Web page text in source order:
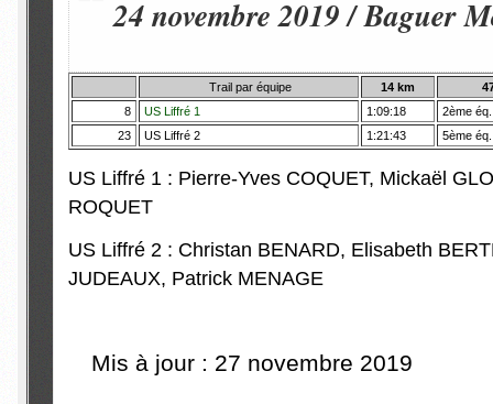
24 novembre 2019 / Baguer
Trail par équipe 14 km
8
US Liffré 1 1:09:18
2ème
23
US Liffré 2 1:21:43 5ème
US Liffré 1 : Pierre-Yves COQUET, Mickaël
ROQUET
US Liffré 2 : Christan BENARD, Elisabeth
JUDEAUX, Patrick MENAGE
Mis à jour : 27 novembre 2019